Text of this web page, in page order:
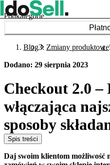
Podkategorie
Blog Zmiany produktowe
Dodano: 29 sierpnia 2023
Checkout 2.0
włączająca
sposoby
Spis treści
Daj swoim klientom możliwość